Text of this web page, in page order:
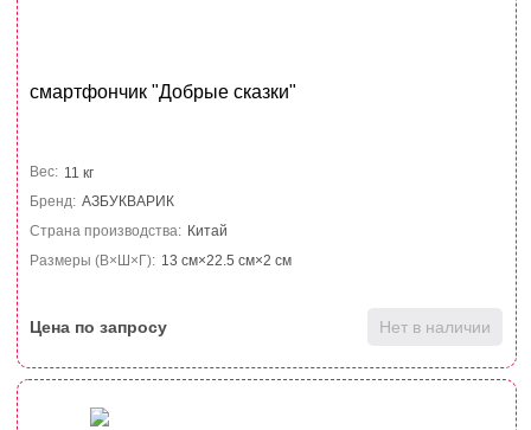
смартфончик "Добрые сказки"
Вес: 11 кг
Бренд: АЗБУКВАРИК
Страна производства: Китай
Размеры (В×Ш×Г): 13 см×22.5 см×2 см
Цена по запросу Нет в наличии